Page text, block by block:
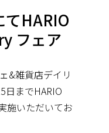
てHARIO
フェア
&雑貨店デイリ
日までHARIO
施いただいてお